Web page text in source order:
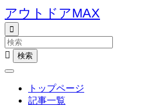
アウトドアMAX


トップページ
記事一覧